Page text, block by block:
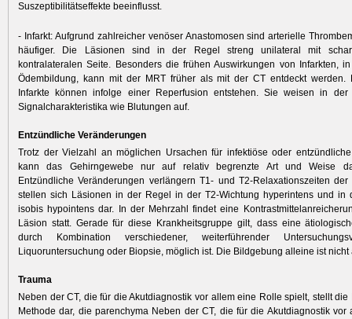
Suszeptibilitätseffekte beeinflusst.
- Infarkt: Aufgrund zahlreicher venöser Anastomosen sind arterielle
häufiger. Die Läsionen sind in der Regel streng unilateral mit
kontralateralen Seite. Besonders die frühen Auswirkungen von Infarkten,
Ödembildung, kann mit der MRT früher als mit der CT entdeckt werden.
Infarkte können infolge einer Reperfusion entstehen. Sie weisen in
Signalcharakteristika wie Blutungen auf.
Entzündliche Veränderungen
Trotz der Vielzahl an möglichen Ursachen für infektiöse oder
kann das Gehirngewebe nur auf relativ begrenzte Art und Weise
Entzündliche Veränderungen verlängern T1- und T2-Relaxationszeiten
stellen sich Läsionen in der Regel in der T2-Wichtung hyperintens und in
isobis hypointens dar. In der Mehrzahl findet eine
Läsion statt. Gerade für diese Krankheitsgruppe gilt, dass eine
durch Kombination verschiedener, weiterführender
Liquoruntersuchung oder Biopsie, möglich ist. Die Bildgebung alleine ist nicht
Trauma
Neben der CT, die für die Akutdiagnostik vor allem eine Rolle spielt, stellt
Methode dar, die parenchyma Neben der CT, die für die Akutdiagnostik vor